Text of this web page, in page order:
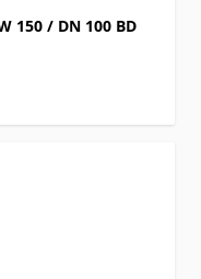
150 / DN 100 BD